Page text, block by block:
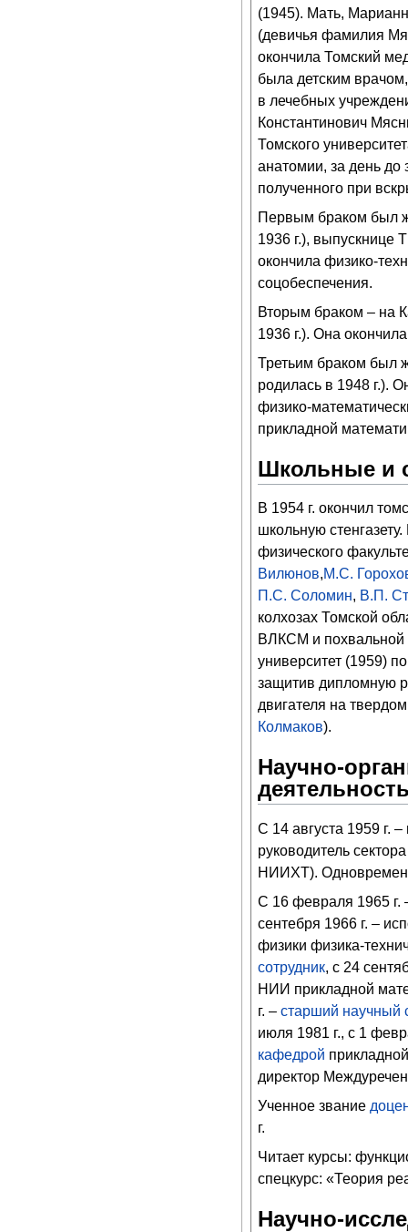
(1945). Мать,
(девичья фамилия
окончила Томский
была детским
в лечебных
Константинович
Томского
анатомии, за день до
полученного при
Первым браком был
1936 г.), выпускнице
окончила физико-
соцобеспечения.
Вторым браком – на
1936 г.). Она
Третьим браком был
родилась в 1948 г.).
физико-
прикладной
Школьные и
В 1954 г. окончил
школьную
физического
Вилюнов,М.С.
П.С. Соломин, В.П.
колхозах Томской
ВЛКСМ и похвальной
университет (1959)
защитив дипломную
двигателя на
Колмаков).
Научно-
С 14 августа 1959 г.
руководитель
НИИХТ).
С 16 февраля 1965 г.
сентебря 1966 г. –
физики физика-
сотрудник, с 24
НИИ прикладной
г. – старший научный
июля 1981 г., с 1
кафедрой
директор
Ученное звание
г.
Читает курсы:
спецкурс: «Теория
Научно-